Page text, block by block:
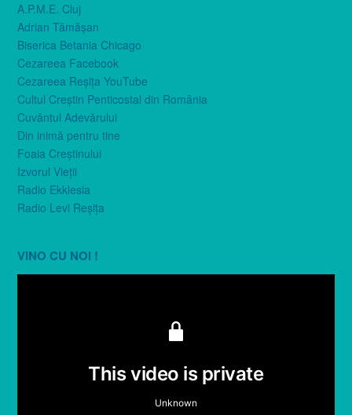
A.P.M.E. Cluj
Adrian Tămăşan
Biserica Betania Chicago
Cezareea Facebook
Cezareea Reşiţa YouTube
Cultul Creştin Penticostal din România
Cuvântul Adevărului
Din inimă pentru tine
Foaia Creştinului
Izvorul Vieţii
Radio Ekklesia
Radio Levi Reşiţa
VINO CU NOI !